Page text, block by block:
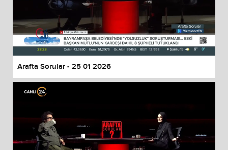
Arafta Sorular - 25 01 2026